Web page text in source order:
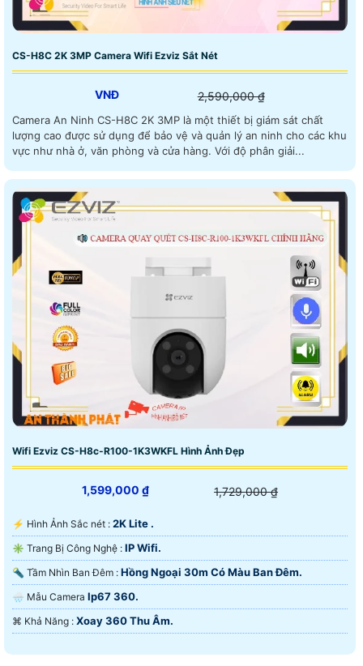
CS-H8C 2K 3MP Camera Wifi Ezviz Sắt Nét
VNĐ 2,590,000 ₫
Camera An Ninh CS-H8C 2K 3MP là một thiết bị giám sát chất
lượng cao được sử dụng để bảo vệ và quản lý an ninh cho các khu
vực như nhà ở, văn phòng và cửa hàng. Với độ phân giải...
Wifi Ezviz CS-H8c-R100-1K3WKFL Hình Ảnh Đẹp
1,599,000 ₫ 1,729,000 ₫
️⚡ Hình Ảnh Sắc nét : 2K Lite .
✳️ Trang Bị Công Nghệ : IP Wifi.
🔦 Tầm Nhìn Ban Đêm : Hồng Ngoại 30m Có Màu Ban Đêm.
🌧️ Mẫu Camera Ip67 360.
️⌘ Khả Năng : Xoay 360 Thu Âm.